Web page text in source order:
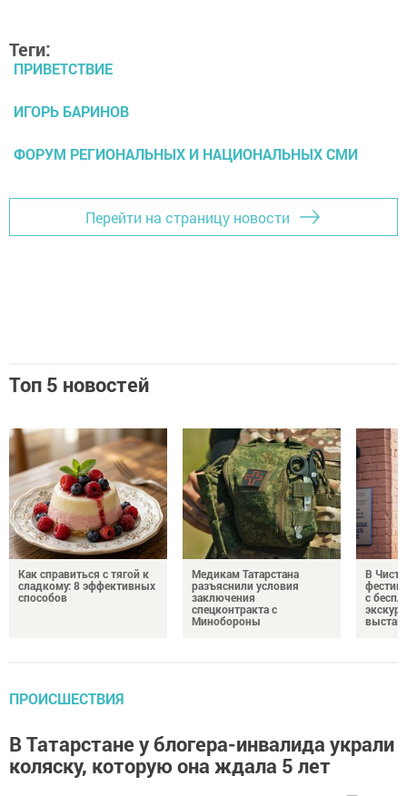
Теги:
ПРИВЕТСТВИЕ
ИГОРЬ БАРИНОВ
ФОРУМ РЕГИОНАЛЬНЫХ И НАЦИОНАЛЬНЫХ СМИ
Перейти на страницу новости
Топ 5 новостей
Как справиться с тягой к
сладкому: 8 эффективных
способов
Медикам Татарстана
разъяснили условия
заключения
спецконтракта с
Минобороны
В
с
ПРОИСШЕСТВИЯ
В Татарстане у блогера-инвалида украли
коляску, которую она ждала 5 лет